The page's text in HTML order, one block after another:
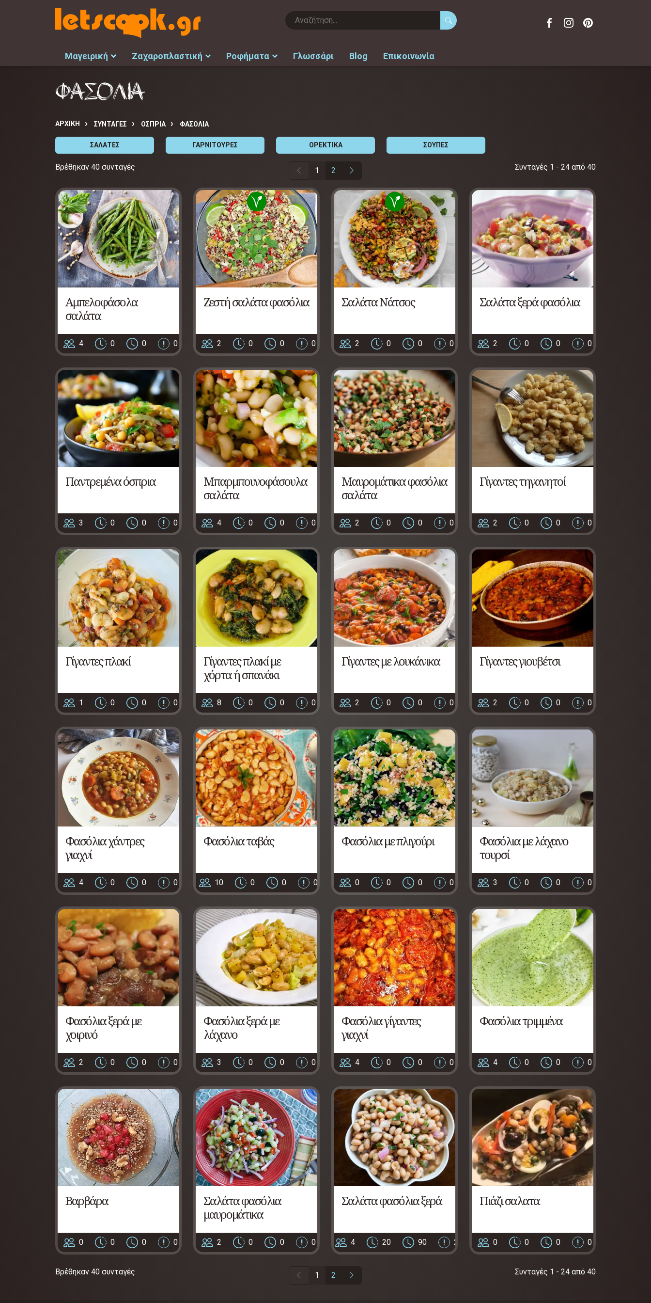
Μαγειρική Ζαχαροπλαστική Ροφήματα Γλωσσάρι Blog Επικοινωνία
ΦΑΣΟΛΙΑ
ΑΡΧΙΚΉ ΣΥΝΤΑΓΈΣ ΟΣΠΡΙΑ ΦΑΣΟΛΙΑ
ΣΑΛΑΤΕΣ ΓΑΡΝΙΤΟΥΡΕΣ ΟΡΕΚΤΙΚΑ ΣΟΥΠΕΣ
Βρέθηκαν 40 συνταγές 1 2 Συνταγές 1 - 24 από 40
Αμπελοφάσολα
σαλάτα
4 0 0 0
Ζεστή σαλάτα φασόλια
2 0 0 0
Σαλάτα Νάτσος
2 0 0 0
Σαλάτα ξερά φασόλια
2 0 0 0
Παντρεμένα όσπρια
3 0 0 0
Μπαρμπουνοφάσουλα
σαλάτα
4 0 0 0
Μαυρομάτικα φασόλια
σαλάτα
2 0 0 0
Γίγαντες τηγανητοί
2 0 0 0
Γίγαντες πλακί
1 0 0 0
Γίγαντες πλακί με
χόρτα ή σπανάκι
8 0 0 0
Γίγαντες με λουκάνικα
2 0 0 0
Γίγαντες γιουβέτσι
2 0 0 0
Φασόλια χάντρες
γιαχνί
4 0 0 0
Φασόλια ταβάς
10 0 0 0
Φασόλια με πλιγούρι
0 0 0 0
Φασόλια με λάχανο
τουρσί
3 0 0 0
Φασόλια ξερά με
χοιρινό
2 0 0 0
Φασόλια ξερά με
λάχανο
3 0 0 0
Φασόλια γίγαντες
γιαχνί
4 0 0 0
Φασόλια τριμμένα
4 0 0 0
Βαρβάρα
0 0 0 0
Σαλάτα φασόλια
μαυρομάτικα
2 0 0 0
Σαλάτα φασόλια ξερά
4 20 90 2
Πιάζι σαλατα
0 0 0 0
Βρέθηκαν 40 συνταγές 1 2 Συνταγές 1 - 24 από 40